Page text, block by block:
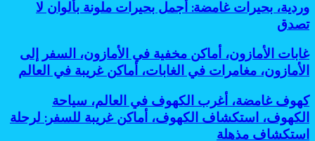
نائية
للمغامرين
غير
معروفة:
جزر
مخفية
كأنها
الخريطة
العالم،
أساطير
الغابات،
أماكن
مرعبة
للسفر،
غامضة
بحيرات
ملونة،
طبيعية
عجيبة،
بحيرة
وردية،
بحيرات
غامضة:
أجمل
وردية، بحيرات غامضة: أجمل بحيرات ملونة بألوان لا
تصدق
غابات
الأمازون،
أماكن
في
الأمازون،
السفر
غابات الأمازون، أماكن مخفية في الأمازون، السفر إلى
الأمازون، مغامرات في الغابات، أماكن غريبة في العالم
كهوف
غامضة،
أغرب
الكهوف
كهوف غامضة، أغرب الكهوف في العالم، سياحة
الكهوف، استكشاف الكهوف، أماكن غريبة للسفر: لرحلة
استكشاف مذهلة